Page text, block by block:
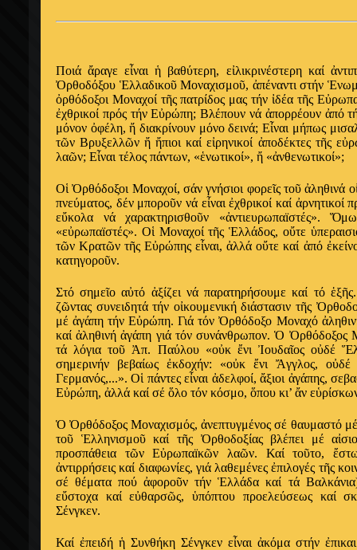
Ποιά ἄραγε εἶναι ἡ βαθύτερη, εἰλικρινέστερη καί
Ὀρθοδόξου Ἑλλαδικοῦ Μοναχισμοῦ, ἀπέναντι στήν
ὀρθόδοξοι Μοναχοί τῆς πατρίδος μας τήν ἰδέα τῆς
ἐχθρικοί πρός τήν Εὐρώπη; Βλέπουν νά ἀπορρέουν ἀπό
μόνον ὀφέλη, ἤ διακρίνουν μόνο δεινά; Εἶναι μήπως
τῶν Βρυξελλῶν ἤ ἤπιοι καί εἰρηνικοί ἀποδέκτες τῆς
λαῶν; Εἶναι τέλος πάντων, «ἑνωτικοί», ἤ «ἀνθενωτικοί»;
Οἱ Ὀρθόδοξοι Μοναχοί, σάν γνήσιοι φορεῖς τοῦ ἀληθινά
πνεύματος, δέν μποροῦν νά εἶναι ἐχθρικοί καί
εὔκολα νά χαρακτηρισθοῦν «ἀντιευρωπαïστές».
«εὐρωπαïστές». Οἱ Μοναχοί τῆς Ἑλλάδος, οὔτε
τῶν Κρατῶν τῆς Εὐρώπης εἶναι, ἀλλά οὔτε καί ἀπό
κατηγοροῦν.
Στό σημεῖο αὐτό ἀξίζει νά παρατηρήσουμε καί τό
ζῶντας συνειδητά τήν οἰκουμενική διάστασιν τῆς
μέ ἀγάπη τήν Εὐρώπη. Γιά τόν Ὀρθόδοξο Μοναχό
καί ἀληθινή ἀγάπη γιά τόν συνάνθρωπον. Ὁ Ὀρθόδοξος
τά λόγια τοῦ Ἀπ. Παύλου «οὐκ ἔνι Ἰουδαῖος οὐδέ
σημερινήν βεβαίως ἐκδοχήν: «οὐκ ἔνι Ἄγγλος,
Γερμανός,...». Οἱ πάντες εἶναι ἀδελφοί, ἄξιοι ἀγάπης,
Εὐρώπη, ἀλλά καί σέ ὅλο τόν κόσμο, ὅπου κι’ ἄν
Ὁ Ὀρθόδοξος Μοναχισμός, ἀνεπτυγμένος σέ θαυμαστό
τοῦ Ἑλληνισμοῦ καί τῆς Ὀρθοδοξίας βλέπει μέ
προσπάθεια τῶν Εὐρωπαïκῶν λαῶν. Καί τοῦτο,
ἀντιρρήσεις καί διαφωνίες, γιά λαθεμένες ἐπιλογές τῆς
σέ θέματα πού ἀφοροῦν τήν Ἑλλάδα καί τά
εὔστοχα καί εὐθαρσῶς, ὑπόπτου προελεύσεως καί
Σένγκεν.
Καί ἐπειδή ἡ Συνθήκη Σένγκεν εἶναι ἀκόμα στήν